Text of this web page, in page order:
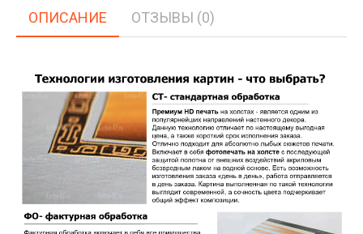
ОПИСАНИЕ ОТЗЫВЫ (0)